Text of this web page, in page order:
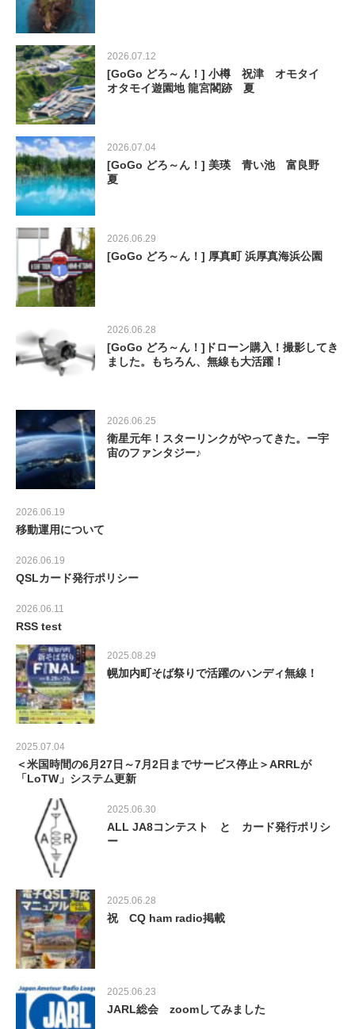
2026.07.12
[GoGo どろ～ん！] 小樽 祝津 オモタイ
オタモイ遊園地 龍宮閣跡 夏
2026.07.04
[GoGo どろ～ん！] 美瑛 青い池 富良野
夏
2026.06.29
[GoGo どろ～ん！] 厚真町 浜厚真海浜公園
2026.06.28
[GoGo どろ～ん！]ドローン購入！撮影してき
ました。もちろん、無線も大活躍！
2026.06.25
衛星元年！スターリンクがやってきた。ー宇
宙のファンタジー♪
2026.06.19
移動運用について
2026.06.19
QSLカード発行ポリシー
2026.06.11
RSS test
2025.08.29
幌加内町そば祭りで活躍のハンディ無線！
2025.07.04
＜米国時間の6月27日～7月2日までサービス停止＞ARRLが
「LoTW」システム更新
2025.06.30
ALL JA8コンテスト と カード発行ポリシ
ー
2025.06.28
祝 CQ ham radio掲載
2025.06.23
JARL総会 zoomしてみました